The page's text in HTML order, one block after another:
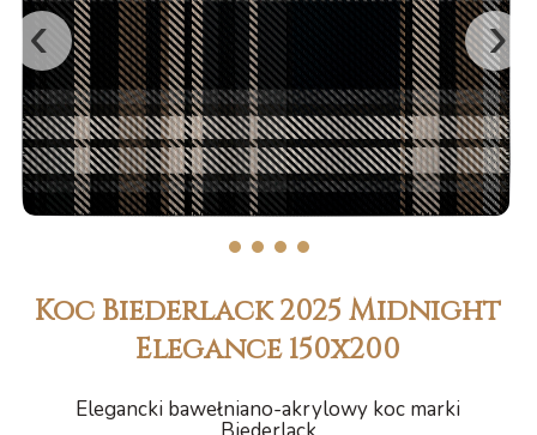
‹ ›
1 2 3 4
Koc Biederlack 2025 Midnight
Elegance 150x200
Elegancki bawełniano-akrylowy koc marki